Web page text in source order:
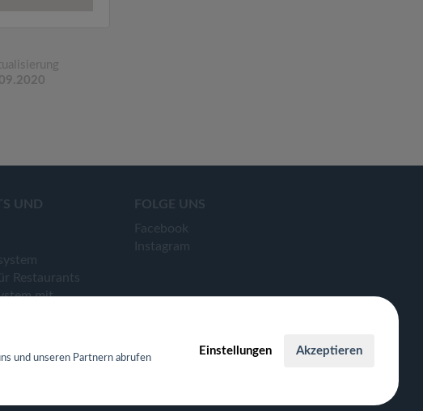
UND
Restaurants
mit
FOLGE UNS
Facebook
Instagram
und unseren Partnern abrufen
Einstellungen Akzeptieren